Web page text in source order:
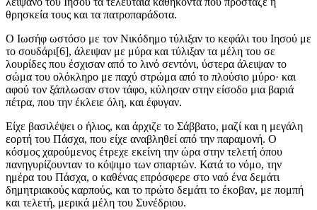
θρησκεία τους και τα πατροπαράδοτα.
Ο Ιωσήφ ωστόσο με τον Νικόδημο τύλιξαν το κεφάλι του Ιησού με
το σουδάρι[6], άλειψαν με μύρα και τύλιξαν τα μέλη του σε
λουρίδες που έσχισαν από το λινό σεντόνι, ύστερα άλειψαν το
σώμα του ολόκληρο με παχύ στρώμα από το πλούσιο μύρο· και
αφού τον ξάπλωσαν στον τάφο, κύλησαν στην είσοδο μια βαριά
πέτρα, που την έκλειε όλη, και έφυγαν.
Είχε βασιλέψει ο ήλιος, και άρχιζε το Σάββατο, μαζί και η μεγάλη
εορτή του Πάσχα, που είχε αναβληθεί από την παραμονή. Ο
κόσμος χαρούμενος έτρεχε εκείνη την ώρα στην τελετή όπου
πανηγυρίζουνταν το κόψιμο των σπαρτών. Κατά το νόμο, την
ημέρα του Πάσχα, ο καθένας επρόσφερε στο ναό ένα δεμάτι
δημητριακούς καρπούς, και το πρώτο δεμάτι το έκοβαν, με πομπή
και τελετή, μερικά μέλη του Συνέδριου.